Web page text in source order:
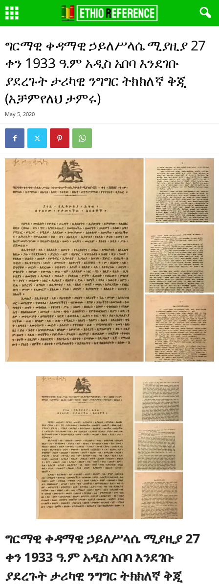
ግርማዊ ቀዳማዊ ኃይለሥላሴ ሚያዚያ 27
ቀን 1933 ዓ.ም አዲስ አበባ እንደገቡ
ያደረጉት ታሪካዊ ንግግር ትክክለኛ ቅጂ
(አቻምየለህ ታምሩ)
May 5, 2020
ግርማዊ ቀዳማዊ ኃይለሥላሴ ሚያዚያ 27
ቀን 1933 ዓ.ም አዲስ አበባ እንደገቡ
ያደረጉት ታሪካዊ ንግግር ትክክለኛ ቅጂ